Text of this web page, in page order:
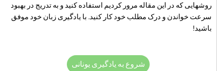
روشهایی که در این مقاله مرور کردیم استفاده کنید و به تدریج در بهبود
سرعت خواندن و درک مطلب خود کار کنید. با یادگیری زبان خود موفق
باشید!
شروع به یادگیری یونانی